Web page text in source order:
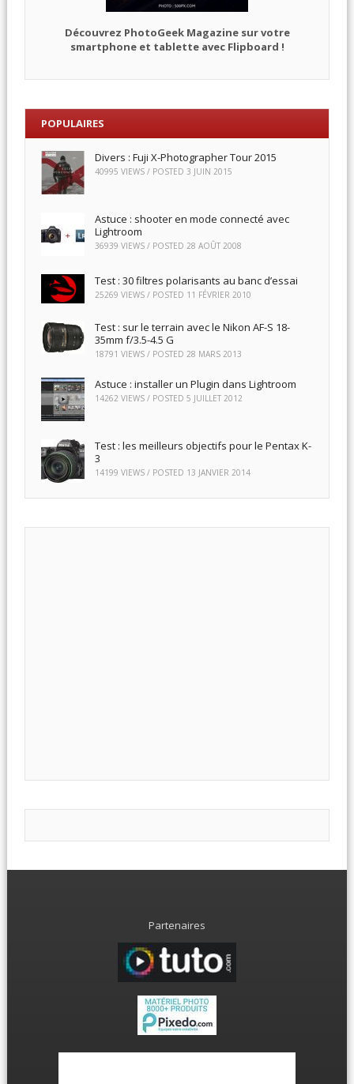
Découvrez PhotoGeek Magazine sur votre
smartphone et tablette avec Flipboard !
POPULAIRES
Divers : Fuji X-Photographer Tour 2015
40995 VIEWS / POSTED 3 JUIN 2015
Astuce : shooter en mode connecté avec
Lightroom
36939 VIEWS / POSTED 28 AOÛT 2008
Test : 30 filtres polarisants au banc d’essai
25269 VIEWS / POSTED 11 FÉVRIER 2010
Test : sur le terrain avec le Nikon AF-S 18-
35mm f/3.5-4.5 G
18791 VIEWS / POSTED 28 MARS 2013
Astuce : installer un Plugin dans Lightroom
14262 VIEWS / POSTED 5 JUILLET 2012
Test : les meilleurs objectifs pour le Pentax K-
3
14199 VIEWS / POSTED 13 JANVIER 2014
Partenaires